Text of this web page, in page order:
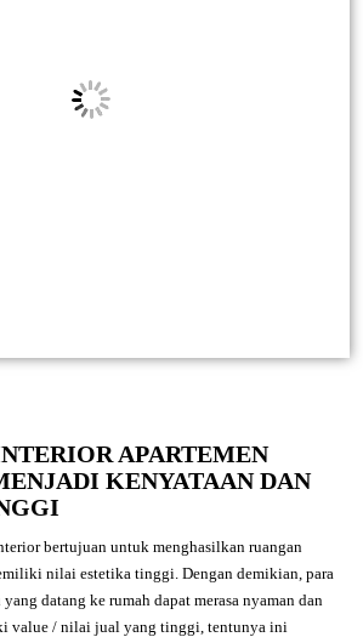
APARTEMEN
KENYATAAN DAN
bertujuan untuk menghasilkan ruangan
nilai estetika tinggi. Dengan demikian, para
datang ke rumah dapat merasa nyaman dan
value / nilai jual yang tinggi, tentunya ini